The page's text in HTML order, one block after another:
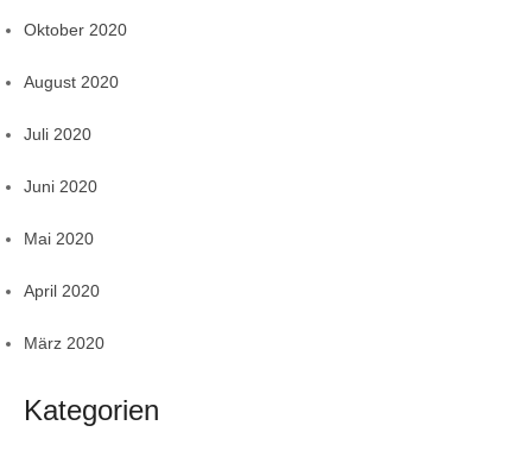
Oktober 2020
August 2020
Juli 2020
Juni 2020
Mai 2020
April 2020
März 2020
Kategorien